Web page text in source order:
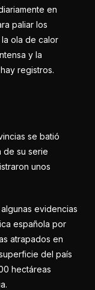
en
paliar los
la ola de calor
y la
registros.
se batió
de su serie
unos
evidencias
española por
atrapados en
del país
hectáreas